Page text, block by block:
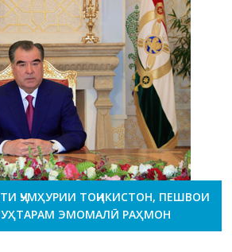
ҶУМҲУРИИ ТОҶИКИСТОН, ПЕШВОИ
ЭМОМАЛӢ РАҲМОН